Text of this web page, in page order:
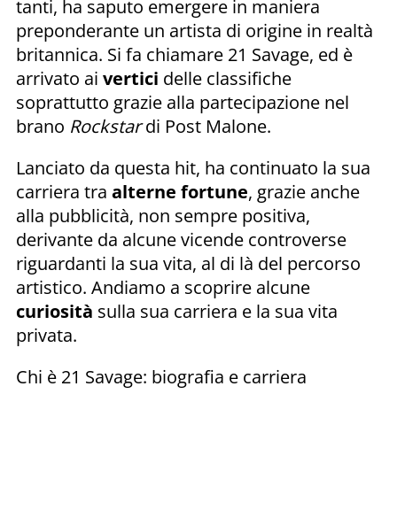
tanti, ha saputo emergere in maniera
preponderante un artista di origine in realtà
britannica. Si fa chiamare 21 Savage, ed è
arrivato ai vertici delle classifiche
soprattutto grazie alla partecipazione nel
brano Rockstardi Post Malone.
Lanciato da questa hit, ha continuato la sua
carriera tra alterne fortune, grazie anche
alla pubblicità, non sempre positiva,
derivante da alcune vicende controverse
riguardanti la sua vita, al di là del percorso
artistico. Andiamo a scoprire alcune
curiosità sulla sua carriera e la sua vita
privata.
Chi è 21 Savage: biografia e carriera